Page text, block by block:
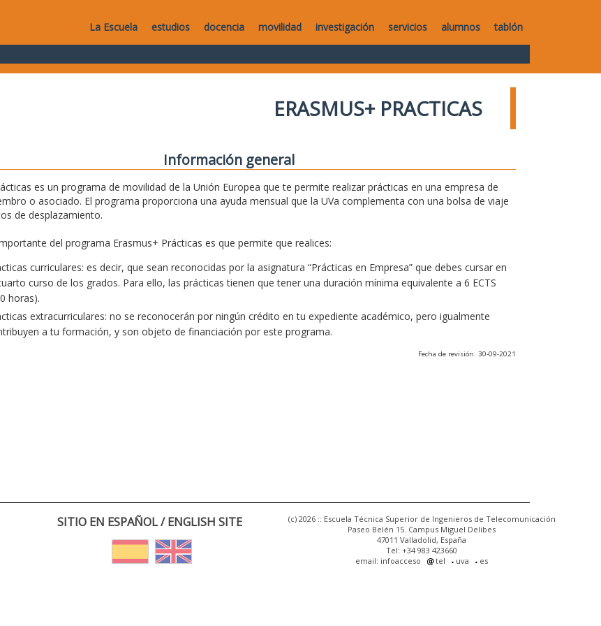
La Escuela estudios docencia movilidad investigación servicios alumnos tablón
ERASMUS+ PRACTICAS
Información general
es un programa de movilidad de la Unión Europea que te permite realizar prácticas en una empresa de
o asociado. El programa proporciona una ayuda mensual que la UVa complementa con una bolsa de viaje
de desplazamiento.
del programa Erasmus+ Prácticas es que permite que realices:
curriculares: es decir, que sean reconocidas por la asignatura “Prácticas en Empresa” que debes cursar en
curso de los grados. Para ello, las prácticas tienen que tener una duración mínima equivalente a 6 ECTS
horas).
extracurriculares: no se reconocerán por ningún crédito en tu expediente académico, pero igualmente
a tu formación, y son objeto de financiación por este programa.
Fecha de revisión: 30-09-2021
SITIO EN ESPAÑOL / ENGLISH SITE
(c) 2026 :: Escuela Técnica Superior de Ingenieros de Telecomunicación
Paseo Belén 15. Campus Miguel Delibes
47011 Valladolid, España
Tel: +34 983 423660
email: infoacceso
tel uva es